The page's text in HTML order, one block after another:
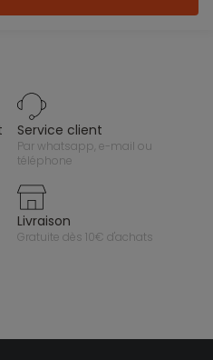
service client
par whatsapp, e-mail ou
téléphone
livraison
gratuite dès 10€ d'achats